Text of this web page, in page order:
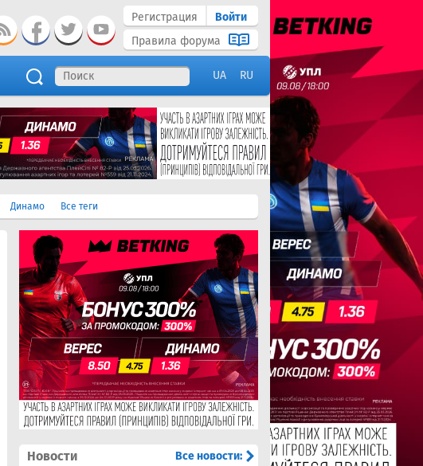
Регистрация
Войти
Правила форума
UA RU
Динамо Все теги
Новости Все новости: